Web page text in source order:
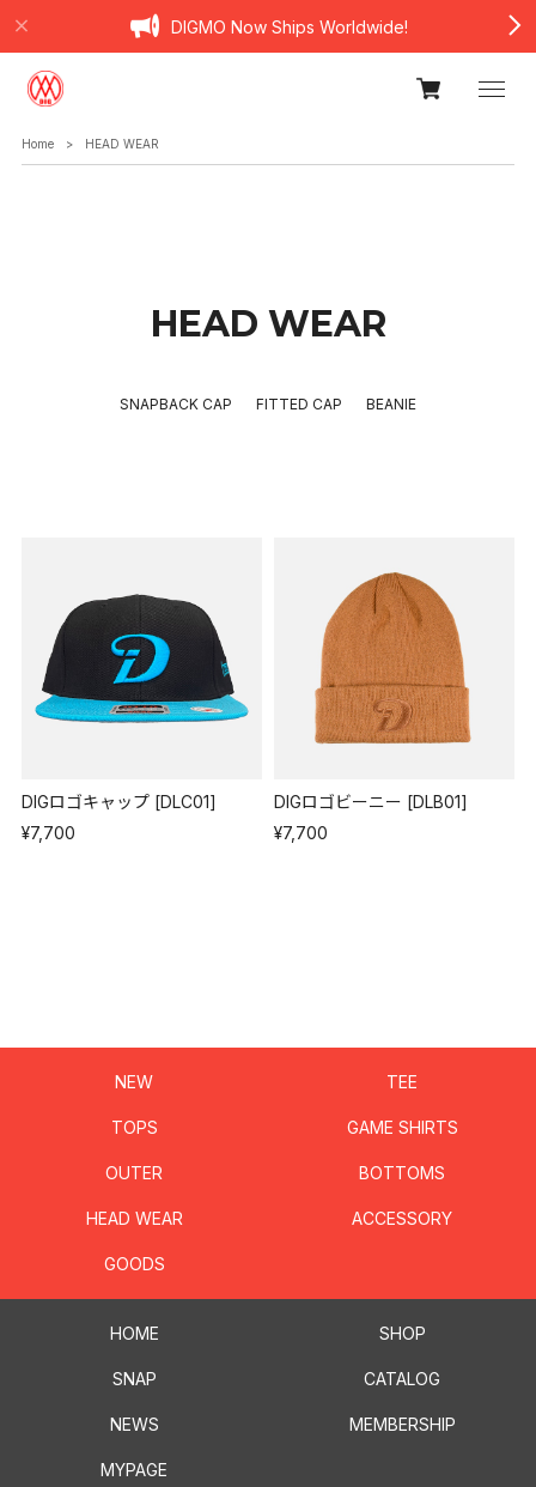
DIGMO Now Ships Worldwide!
Home HEAD WEAR
HEAD WEAR
SNAPBACK CAP FITTED CAP BEANIE
DIGロゴキャップ [DLC01]
¥7,700
DIGロゴビーニー [DLB01]
¥7,700
NEW TEE
TOPS GAME SHIRTS
OUTER BOTTOMS
HEAD WEAR ACCESSORY
GOODS
HOME SHOP
SNAP CATALOG
NEWS MEMBERSHIP
MYPAGE